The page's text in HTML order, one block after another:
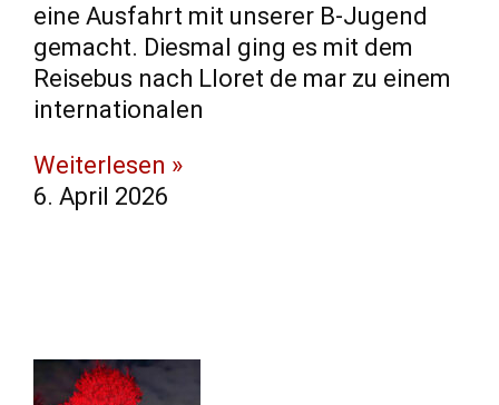
eine Ausfahrt mit unserer B-Jugend
gemacht. Diesmal ging es mit dem
Reisebus nach Lloret de mar zu einem
internationalen
Weiterlesen »
6. April 2026